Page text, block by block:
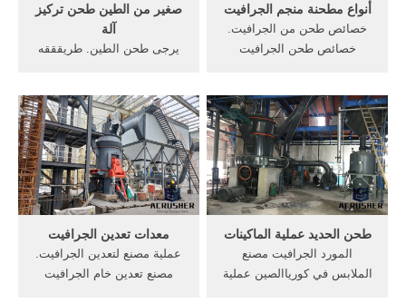
صغير من الطين طحن تركيز
آلة
يرجى طحن الطين. طريقققه
طحن الطمي المغربي. صور
ماكينات طحن ماكينة صنع في
الصين تسليم المفتاح مصنع
الطوب كامل تلقائي طوب
الطين .
أنواع مطحنة منجم الجرافيت
خصائص طحن من الجرافيت.
خصائص طحن الجرافيت
طحن الجرافيت. طحن طاحونة
شبه منحرف يشير إلي 5-
20mm في بين الحجر الى صفاء
المطلوب من عملية الطحن.
معدات تعدين الجرافيت
عملية مصنع لتعدين الجرافيت.
مصنع تعدين خام الجرافيت
طحن الحديد عملية الماكينات
المورد الجرافيت مصنع
الملابس في كورياالصين عملية